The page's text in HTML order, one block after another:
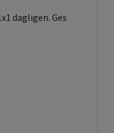
dagligen. Ges